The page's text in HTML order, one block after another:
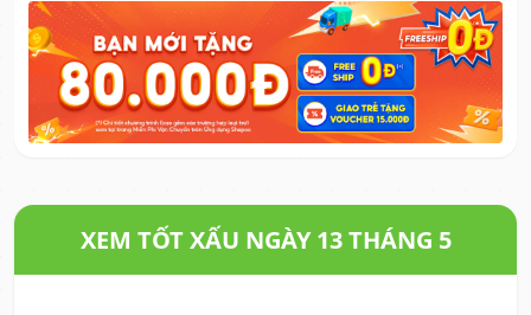
XEM TỐT XẤU NGÀY 13 THÁNG 5